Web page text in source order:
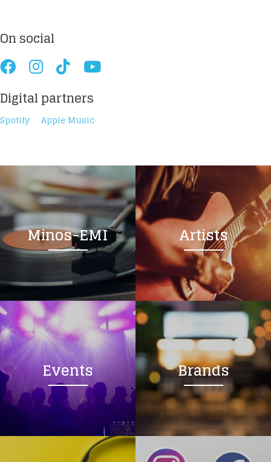
On social
Digital partners
Spotify Apple Music
Minos-EMI Artists
Events Brands
Loading your form, please wait...